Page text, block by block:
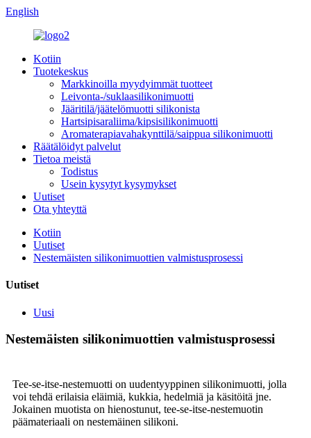
English
Kotiin
Tuotekeskus
Markkinoilla myydyimmät tuotteet
Leivonta-/suklaasilikonimuotti
Jääritilä/jäätelömuotti silikonista
Hartsipisaraliima/kipsisilikonimuotti
Aromaterapiavahakynttilä/saippua silikonimuotti
Räätälöidyt palvelut
Tietoa meistä
Todistus
Usein kysytyt kysymykset
Uutiset
Ota yhteyttä
Kotiin
Uutiset
Nestemäisten silikonimuottien valmistusprosessi
Uutiset
Uusi
Nestemäisten silikonimuottien valmistusprosessi
Tee-se-itse-nestemuotti on uudentyyppinen silikonimuotti, jolla
voi tehdä erilaisia ​​eläimiä, kukkia, hedelmiä ja käsitöitä jne.
Jokainen muotista on hienostunut, tee-se-itse-nestemuotin
päämateriaali on nestemäinen silikoni.